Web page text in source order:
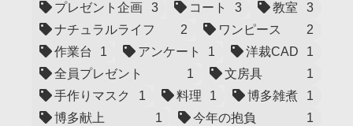
プレゼント企画
3 コート 3 教室
3
ナチュラルライフ
2 ワンピース
2
作業台
1 アンケート 1 洋裁CAD
1
全員プレゼント
1 文房具
1
手作りマスク
1 料理 1 博多雑煮
1
博多献上
1 今年の抱負
1